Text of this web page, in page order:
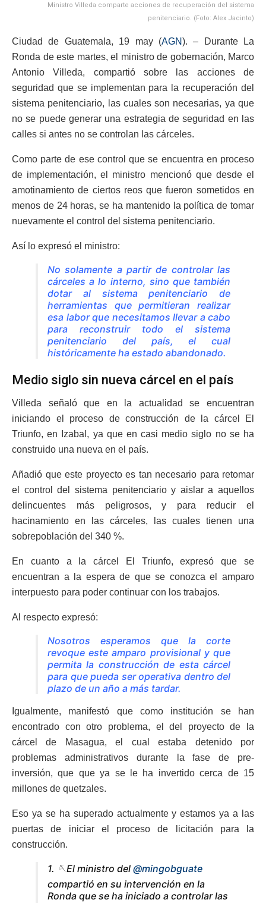
Ministro Villeda comparte acciones de recuperación del sistema
penitenciario. (Foto: Alex Jacinto)
Ciudad de Guatemala, 19 may (AGN). – Durante La
Ronda de este martes, el ministro de gobernación, Marco
Antonio Villeda, compartió sobre las acciones de
seguridad que se implementan para la recuperación del
sistema penitenciario, las cuales son necesarias, ya que
no se puede generar una estrategia de seguridad en las
calles si antes no se controlan las cárceles.
Como parte de ese control que se encuentra en proceso
de implementación, el ministro mencionó que desde el
amotinamiento de ciertos reos que fueron sometidos en
menos de 24 horas, se ha mantenido la política de tomar
nuevamente el control del sistema penitenciario.
Así lo expresó el ministro:
No solamente a partir de controlar las
cárceles a lo interno, sino que también
dotar al sistema penitenciario de
herramientas que permitieran realizar
esa labor que necesitamos llevar a cabo
para reconstruir todo el sistema
penitenciario del país, el cual
históricamente ha estado abandonado.
Medio siglo sin nueva cárcel en el país
Villeda señaló que en la actualidad se encuentran
iniciando el proceso de construcción de la cárcel El
Triunfo, en Izabal, ya que en casi medio siglo no se ha
construido una nueva en el país.
Añadió que este proyecto es tan necesario para retomar
el control del sistema penitenciario y aislar a aquellos
delincuentes más peligrosos, y para reducir el
hacinamiento en las cárceles, las cuales tienen una
sobrepoblación del 340 %.
En cuanto a la cárcel El Triunfo, expresó que se
encuentran a la espera de que se conozca el amparo
interpuesto para poder continuar con los trabajos.
Al respecto expresó:
Nosotros esperamos que la corte
revoque este amparo provisional y que
permita la construcción de esta cárcel
para que pueda ser operativa dentro del
plazo de un año a más tardar.
Igualmente, manifestó que como institución se han
encontrado con otro problema, el del proyecto de la
cárcel de Masagua, el cual estaba detenido por
problemas administrativos durante la fase de pre-
inversión, que que ya se le ha invertido cerca de 15
millones de quetzales.
Eso ya se ha superado actualmente y estamos ya a las
puertas de iniciar el proceso de licitación para la
construcción.
1. 🪡El ministro del @mingobguate
compartió en su intervención en la
Ronda que se ha iniciado a controlar las